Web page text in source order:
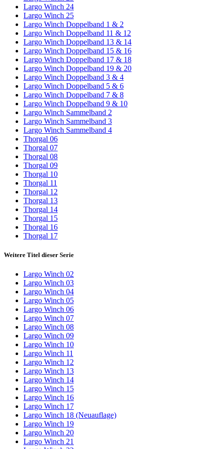
Largo Winch 24
Largo Winch 25
Largo Winch Doppelband 1 & 2
Largo Winch Doppelband 11 & 12
Largo Winch Doppelband 13 & 14
Largo Winch Doppelband 15 & 16
Largo Winch Doppelband 17 & 18
Largo Winch Doppelband 19 & 20
Largo Winch Doppelband 3 & 4
Largo Winch Doppelband 5 & 6
Largo Winch Doppelband 7 & 8
Largo Winch Doppelband 9 & 10
Largo Winch Sammelband 2
Largo Winch Sammelband 3
Largo Winch Sammelband 4
Thorgal 06
Thorgal 07
Thorgal 08
Thorgal 09
Thorgal 10
Thorgal 11
Thorgal 12
Thorgal 13
Thorgal 14
Thorgal 15
Thorgal 16
Thorgal 17
Weitere Titel dieser Serie
Largo Winch 02
Largo Winch 03
Largo Winch 04
Largo Winch 05
Largo Winch 06
Largo Winch 07
Largo Winch 08
Largo Winch 09
Largo Winch 10
Largo Winch 11
Largo Winch 12
Largo Winch 13
Largo Winch 14
Largo Winch 15
Largo Winch 16
Largo Winch 17
Largo Winch 18 (Neuauflage)
Largo Winch 19
Largo Winch 20
Largo Winch 21